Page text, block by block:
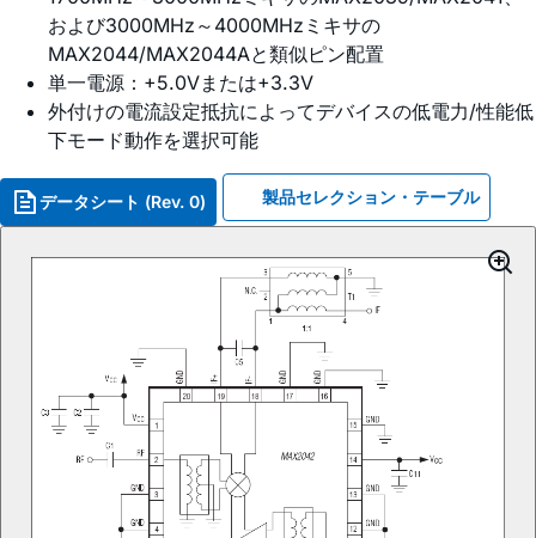
および3000MHz～4000MHzミキサの
MAX2044/MAX2044Aと類似ピン配置
単一電源：+5.0Vまたは+3.3V
外付けの電流設定抵抗によってデバイスの低電力/性能低
下モード動作を選択可能
データシート (Rev. 0) 製品セレクション・テーブル